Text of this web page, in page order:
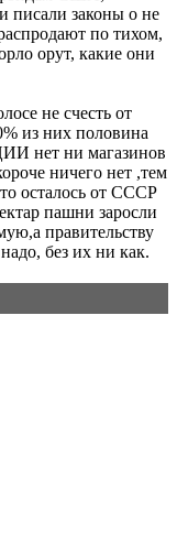
законы о не
по тихом,
орут, какие они
не счесть от
из них половина
нет ни магазинов
ничего нет ,тем
осталось от СССР
пашни заросли
правительству
без их ни как.